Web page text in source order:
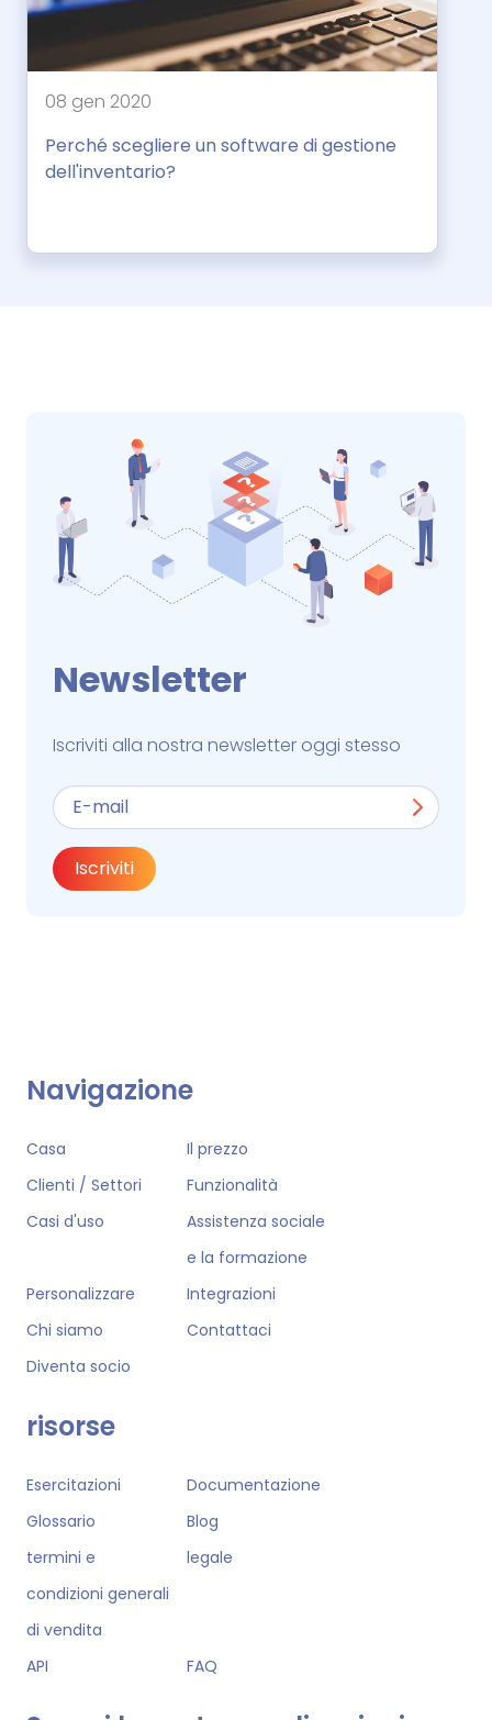
08 gen 2020
Perché scegliere un software di gestione
dell'inventario?
Newsletter
Iscriviti alla nostra newsletter oggi stesso
Iscriviti
Navigazione
Casa
Il prezzo
Clienti / Settori
Funzionalità
Casi d'uso
Assistenza sociale
e la formazione
Personalizzare
Integrazioni
Chi siamo
Contattaci
Diventa socio
risorse
Esercitazioni
Documentazione
Glossario
Blog
termini e
condizioni generali
di vendita
legale
API FAQ